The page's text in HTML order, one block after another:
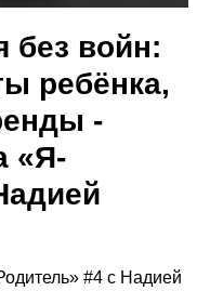
без войн:
ребёнка,
-
«Я-
#4 с Надией